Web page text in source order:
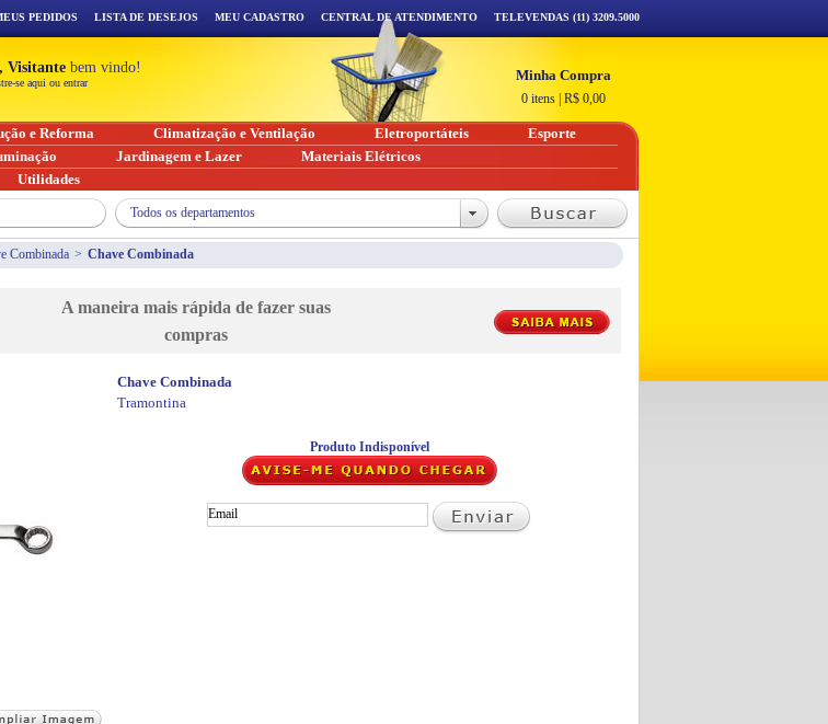
Combinada > Chave Combinada
A maneira mais rápida de fazer suas
compras
Chave Combinada
Tramontina
Produto Indisponível
PEDIDOS LISTA DE DESEJOS MEU CADASTRO CENTRAL DE ATENDIMENTO TELEVENDAS (11) 3209.5000
Visitante bem vindo!
se aqui ou entrar Minha Compra
0 itens R$ 0,00
e Reforma Climatização e Ventilação Eletroportáteis
Esporte
Jardinagem e Lazer
Materiais Elétricos
Utilidades
Todos os departamentos